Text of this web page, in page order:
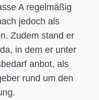
A regelmäßig
jedoch als
Zudem stand er
in dem er unter
anbot, als
rund um den